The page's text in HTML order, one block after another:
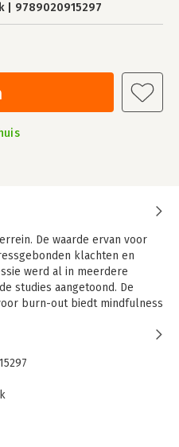
9789020915297
De waarde ervan voor
klachten en
werd al in meerdere
studies aangetoond. De
burn-out biedt mindfulness
en depressie beschrijft
van het wetenschappelijk
MBCT-MBSR-programma.
cognitive therapy en MBSR
inhoud van de lessen